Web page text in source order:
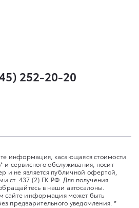
252-20-20
информация, касающаяся стоимости
и сервисного обслуживания, носит
и не является публичной офертой,
ст. 437 (2) ГК РФ. Для получения
в наши автосалоны.
сайте информация может быть
предварительного уведомления. *